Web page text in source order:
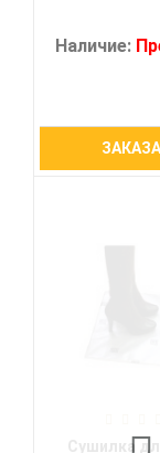
Наличие: